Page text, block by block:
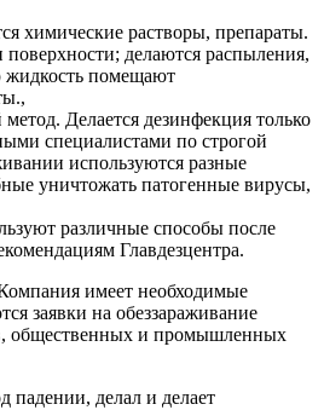
химические растворы, препараты.
делаются распыления,
помещают
Делается дезинфекция только
специалистами по строгой
используются разные
уничтожать патогенные вирусы,
различные способы после
Главдезцентра.
имеет необходимые
заявки на обеззараживание
общественных и промышленных
падении, делал и делает